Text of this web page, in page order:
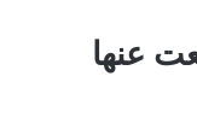
عنها